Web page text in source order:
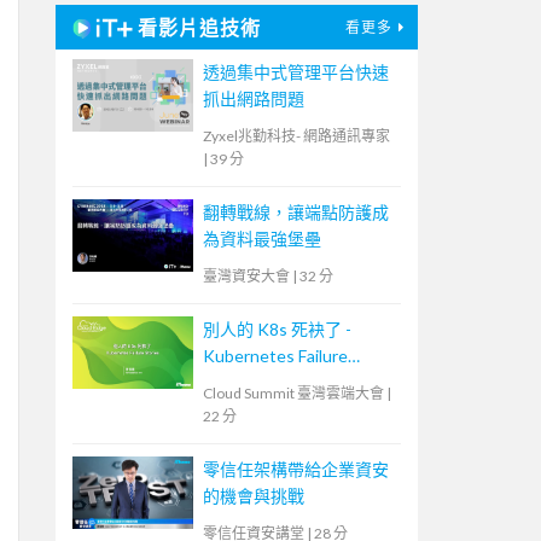
看影片追技術 看更多
透過集中式管理平台快速
抓出網路問題
Zyxel兆勤科技- 網路通訊專家
| 39 分
翻轉戰線，讓端點防護成
為資料最強堡壘
臺灣資安大會 | 32 分
別人的 K8s 死袂了 -
Kubernetes Failure
Cloud Summit 臺灣雲端大會 |
22 分
零信任架構帶給企業資安
的機會與挑戰
零信任資安講堂 | 28 分